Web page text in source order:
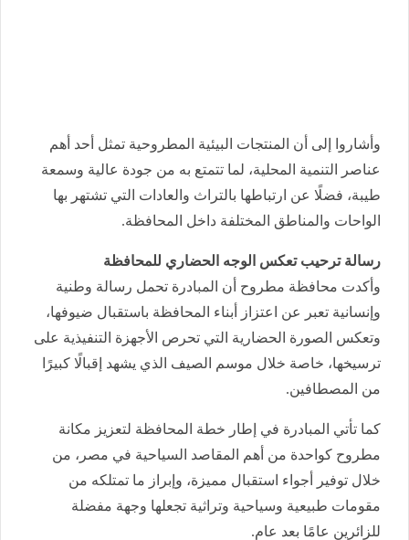
وأشاروا إلى أن المنتجات البيئية المطروحية تمثل أحد أهم
عناصر التنمية المحلية، لما تتمتع به من جودة عالية وسمعة
طيبة، فضلًا عن ارتباطها بالتراث والعادات التي تشتهر بها
الواحات والمناطق المختلفة داخل المحافظة.
رسالة ترحيب تعكس الوجه الحضاري للمحافظة
وأكدت محافظة مطروح أن المبادرة تحمل رسالة وطنية
وإنسانية تعبر عن اعتزاز أبناء المحافظة باستقبال ضيوفها،
وتعكس الصورة الحضارية التي تحرص الأجهزة التنفيذية على
ترسيخها، خاصة خلال موسم الصيف الذي يشهد إقبالًا كبيرًا
من المصطافين.
كما تأتي المبادرة في إطار خطة المحافظة لتعزيز مكانة
مطروح كواحدة من أهم المقاصد السياحية في مصر، من
خلال توفير أجواء استقبال مميزة، وإبراز ما تمتلكه من
مقومات طبيعية وسياحية وتراثية تجعلها وجهة مفضلة
للزائرين عامًا بعد عام.